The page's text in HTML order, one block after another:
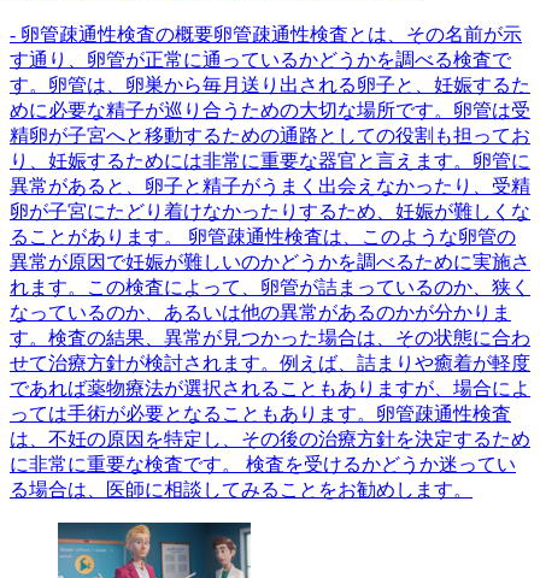
- 卵管疎通性検査の概要卵管疎通性検査とは、その名前が示
す通り、卵管が正常に通っているかどうかを調べる検査で
す。卵管は、卵巣から毎月送り出される卵子と、妊娠するた
めに必要な精子が巡り合うための大切な場所です。卵管は受
精卵が子宮へと移動するための通路としての役割も担ってお
り、妊娠するためには非常に重要な器官と言えます。卵管に
異常があると、卵子と精子がうまく出会えなかったり、受精
卵が子宮にたどり着けなかったりするため、妊娠が難しくな
ることがあります。 卵管疎通性検査は、このような卵管の
異常が原因で妊娠が難しいのかどうかを調べるために実施さ
れます。この検査によって、卵管が詰まっているのか、狭く
なっているのか、あるいは他の異常があるのかが分かりま
す。検査の結果、異常が見つかった場合は、その状態に合わ
せて治療方針が検討されます。例えば、詰まりや癒着が軽度
であれば薬物療法が選択されることもありますが、場合によ
っては手術が必要となることもあります。卵管疎通性検査
は、不妊の原因を特定し、その後の治療方針を決定するため
に非常に重要な検査です。 検査を受けるかどうか迷ってい
る場合は、医師に相談してみることをお勧めします。